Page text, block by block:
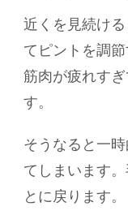
近くを見続け
てピントを調
筋肉が疲れす
す。
そうなると一
てしまいます
とに戻ります。